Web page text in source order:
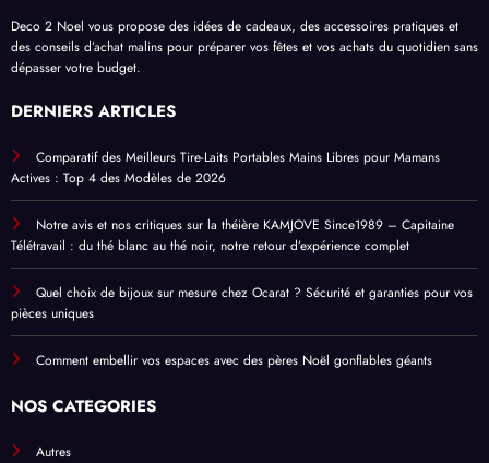
Deco 2 Noel vous propose des idées de cadeaux, des accessoires pratiques et
des conseils d’achat malins pour préparer vos fêtes et vos achats du quotidien sans
dépasser votre budget.
DERNIERS ARTICLES
Comparatif des Meilleurs Tire-Laits Portables Mains Libres pour Mamans
Actives : Top 4 des Modèles de 2026
Notre avis et nos critiques sur la théière KAMJOVE Since1989 – Capitaine
Télétravail : du thé blanc au thé noir, notre retour d’expérience complet
Quel choix de bijoux sur mesure chez Ocarat ? Sécurité et garanties pour vos
pièces uniques
Comment embellir vos espaces avec des pères Noël gonflables géants
NOS CATÉGORIES
Autres